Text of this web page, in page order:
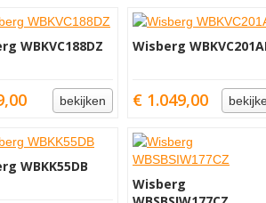
WBKVC188DZ
bekijken
Wisberg
€ 1.049,00
WBKK55DB
Wisberg